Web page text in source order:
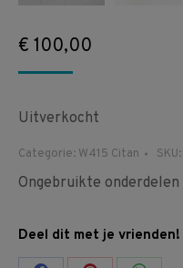
€ 100,00
Uitverkocht
Categorie: W415 Citan SKU:
Ongebruikte onderdelen
Deel dit met je vrienden!